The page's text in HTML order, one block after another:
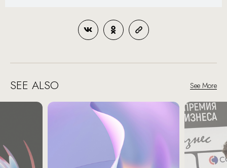
SEE ALSO See More